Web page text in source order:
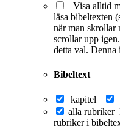
Visa alltid
läsa bibeltexten
när man skrollar
scrollar upp
detta val. Denna
Bibeltext
kapitel
alla rubriker
rubriker i